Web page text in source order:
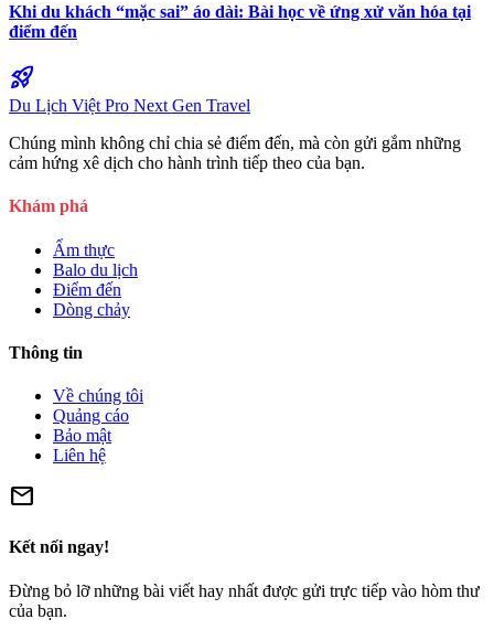
Khi du khách “mặc sai” áo dài: Bài học về ứng xử văn hóa tại
điểm đến
rocket_launch
Du Lịch Việt Pro Next Gen Travel
Chúng mình không chỉ chia sẻ điểm đến, mà còn gửi gắm những
cảm hứng xê dịch cho hành trình tiếp theo của bạn.
Khám phá
Ẩm thực
Balo du lịch
Điểm đến
Dòng chảy
Thông tin
Về chúng tôi
Quảng cáo
Bảo mật
Liên hệ
mail
Kết nối ngay!
Đừng bỏ lỡ những bài viết hay nhất được gửi trực tiếp vào hòm thư
của bạn.